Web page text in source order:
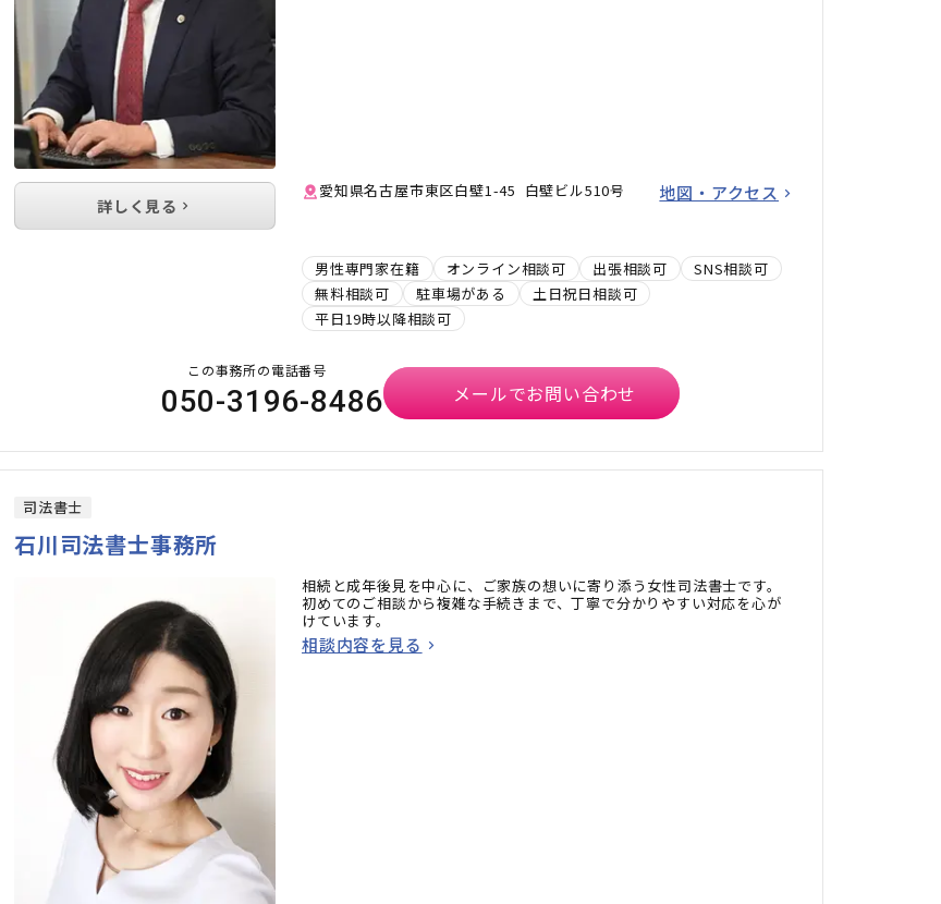
愛知県名古屋市東区白壁1-45 白壁ビル510号 地図・アクセス
男性専門家在籍 オンライン相談可 出張相談可
SNS相談可
無料相談可
駐車場がある
土日祝日相談可
平日19時以降相談可
詳しく見る
この事務所の電話番号
050-3196-8486 メールでお問い合わせ
司法書士
石川司法書士事務所
相続と成年後見を中心に、ご家族の想いに寄り添う女性司法書士です。
初めてのご相談から複雑な手続きまで、丁寧で分かりやすい対応を心が
けています。
相談内容を見る